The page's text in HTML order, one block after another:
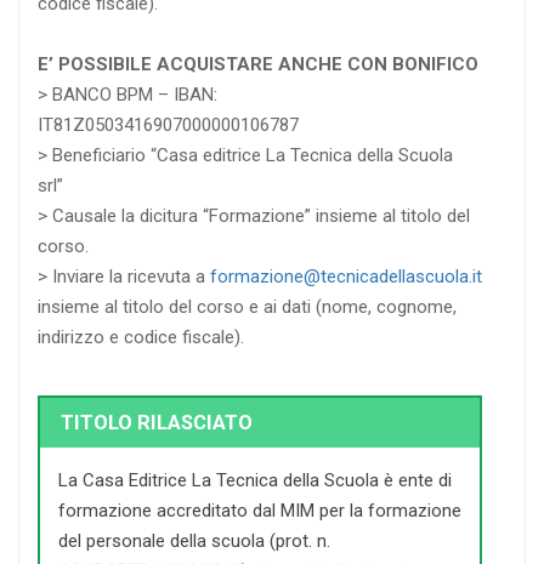
E’ POSSIBILE ACQUISTARE ANCHE CON BONIFICO
> BANCO BPM – IBAN:
IT81Z0503416907000000106787
> Beneficiario “Casa editrice La Tecnica della Scuola
srl”
> Causale la dicitura “Formazione” insieme al titolo del
corso.
> Inviare la ricevuta a formazione@tecnicadellascuola.it
insieme al titolo del corso e ai dati (nome, cognome,
indirizzo e codice fiscale).
TITOLO RILASCIATO
La Casa Editrice La Tecnica della Scuola è ente di
formazione accreditato dal MIM per la formazione
del personale della scuola (prot. n.